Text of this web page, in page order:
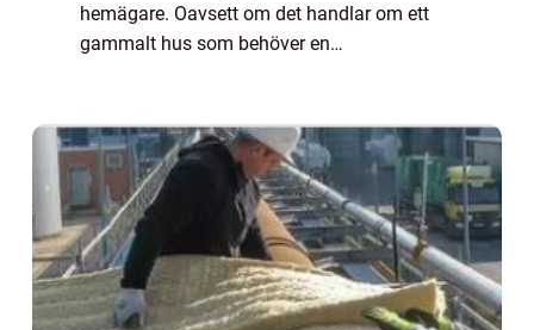
hemägare. Oavsett om det handlar om ett
gammalt hus som behöver en
veta hur man på bästa sätt ...